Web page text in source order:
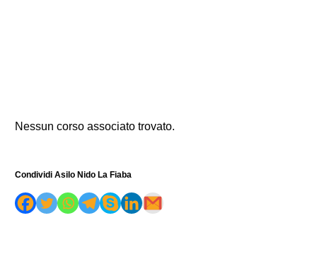
Nessun corso associato trovato.
Condividi Asilo Nido La Fiaba